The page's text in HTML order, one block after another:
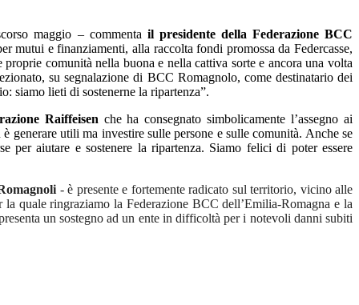
maggio – commenta il presidente della Federazione BCC
mutui e finanziamenti, alla raccolta fondi promossa da Federcasse,
comunità nella buona e nella cattiva sorte e ancora una volta
su segnalazione di BCC Romagnolo, come destinatario dei
siamo lieti di sostenerne la ripartenza”.
Raiffeisen che ha consegnato simbolicamente l’assegno ai
generare utili ma investire sulle persone e sulle comunità. Anche se
per aiutare e sostenere la ripartenza. Siamo felici di poter essere
- è presente e fortemente radicato sul territorio, vicino alle
quale ringraziamo la Federazione BCC dell’Emilia-Romagna e la
un sostegno ad un ente in difficoltà per i notevoli danni subiti